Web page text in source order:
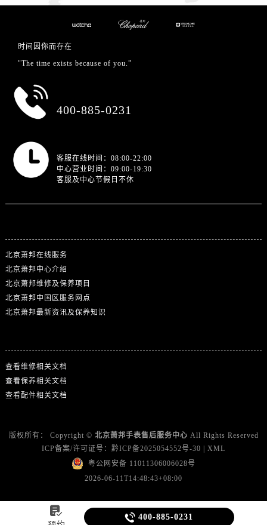
时间因你而存在
"The time exists because of you.”
400-885-0231
客服在线时间：08:00-22:00
中心营业时间：09:00-19:30
客服及中心节假日不休
北京萧邦在线服务
北京萧邦中心介绍
北京萧邦维修及保养项目
北京萧邦中国区服务网点
北京萧邦最新资讯及保养知识
查看维修相关文档
查看保养相关文档
查看配件相关文档
版权所有： Copyright © 北京萧邦手表售后服务中心 All Rights Reserved
ICP备案/许可证号： 黔ICP备2025054552号-30
XML
粤公网安备 11011306006028号
2026-06-11T14:48:43+08:00
  400-885-0231